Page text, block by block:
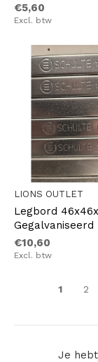
€5,60
Excl. btw
LIONS OUTLET
Legbord
Gegalvaniseerd
€10,60
Excl. btw
1 2
Je